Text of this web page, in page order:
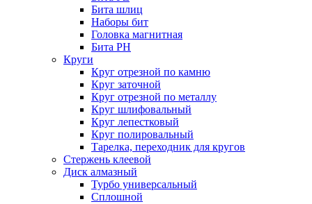
Бита шлиц
Наборы бит
Головка магнитная
Бита PH
Круги
Круг отрезной по камню
Круг заточной
Круг отрезной по металлу
Круг шлифовальный
Круг лепестковый
Круг полировальный
Тарелка, переходник для кругов
Стержень клеевой
Диск алмазный
Турбо универсальный
Сплошной